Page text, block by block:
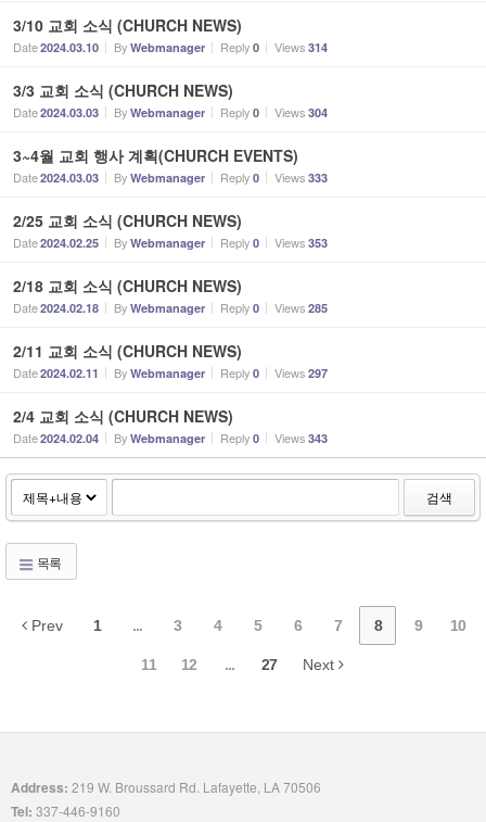
3/10 교회 소식 (CHURCH NEWS)
Date2024.03.10 By Webmanager Reply 0 Views 314
3/3 교회 소식 (CHURCH NEWS)
Date2024.03.03 By Webmanager Reply 0 Views 304
3~4월 교회 행사 계획(CHURCH EVENTS)
Date2024.03.03 By Webmanager Reply 0 Views 333
2/25 교회 소식 (CHURCH NEWS)
Date2024.02.25 By Webmanager Reply 0 Views 353
2/18 교회 소식 (CHURCH NEWS)
Date2024.02.18 By Webmanager Reply 0 Views 285
2/11 교회 소식 (CHURCH NEWS)
Date2024.02.11 By Webmanager Reply 0 Views 297
2/4 교회 소식 (CHURCH NEWS)
Date2024.02.04 By Webmanager Reply 0 Views 343
검색
목록
Prev 1 ... 3 4 5 6 7 8 9 10
11 12 ... 27 Next
Address: 219 W. Broussard Rd. Lafayette, LA 70506
Tel: 337-446-9160